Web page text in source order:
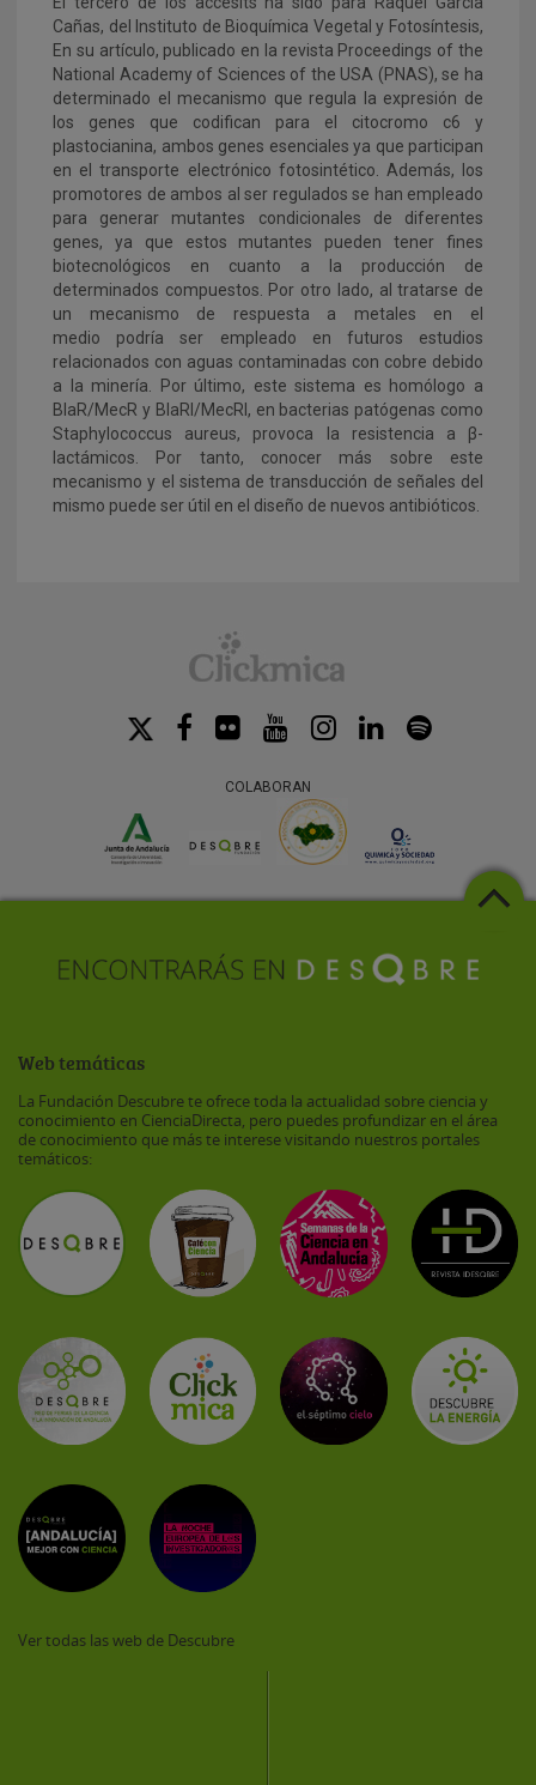
Cañas, del Instituto de Bioquímica Vegetal y Fotosíntesis,
En su artículo, publicado en la revista Proceedings of the
National Academy of Sciences of the USA (PNAS), se ha
determinado el mecanismo que regula la expresión de
los genes que codifican para el citocromo c6 y
plastocianina, ambos genes esenciales ya que participan
en el transporte electrónico fotosintético. Además, los
promotores de ambos al ser regulados se han empleado
para generar mutantes condicionales de diferentes
genes, ya que estos mutantes pueden tener fines
biotecnológicos en cuanto a la producción de
determinados compuestos. Por otro lado, al tratarse de
un mecanismo de respuesta a metales en el
medio podría ser empleado en futuros estudios
relacionados con aguas contaminadas con cobre debido
a la minería. Por último, este sistema es homólogo a
BlaR/MecR y BlaRI/MecRI, en bacterias patógenas como
Staphylococcus aureus, provoca la resistencia a β-
lactámicos. Por tanto, conocer más sobre este
mecanismo y el sistema de transducción de señales del
mismo puede ser útil en el diseño de nuevos antibióticos.
COLABORAN
Web temáticas
La Fundación Descubre te ofrece toda la actualidad sobre ciencia y
conocimiento en CienciaDirecta, pero puedes profundizar en el área
de conocimiento que más te interese visitando nuestros portales
temáticos:
Ver todas las web de Descubre